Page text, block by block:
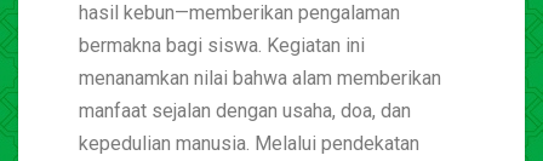
hasil kebun—memberikan pengalaman
bermakna bagi siswa. Kegiatan ini
menanamkan nilai bahwa alam memberikan
manfaat sejalan dengan usaha, doa, dan
kepedulian manusia. Melalui pendekatan